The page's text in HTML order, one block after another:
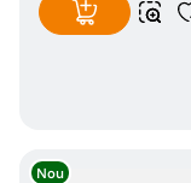
Nou